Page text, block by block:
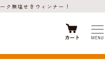
ク無塩せきウィンナー！
カート